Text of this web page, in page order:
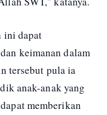
ini dapat
keimanan dalam
tersebut pula ia
anak-anak yang
memberikan